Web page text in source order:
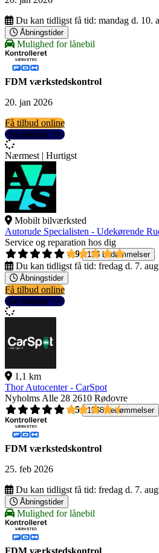
Du kan tidligst få tid: mandag d. 10.
Åbningstider
Mulighed for lånebil
FDM værkstedskontrol
20. jan 2026
Få tilbud online
Se detaljer
Nærmest | Hurtigst
Mobilt bilværksted
Autorude Specialisten - Udekørende
Service og reparation hos dig
4,9
135 bedømmelser
Du kan tidligst få tid: fredag d. 7.
Åbningstider
Få tilbud online
Se detaljer
1,1 km
Thor Autocenter - CarSpot
Nyholms Alle 28 2610 Rødovre
4,5
1558 bedømmelser
FDM værkstedskontrol
25. feb 2026
Du kan tidligst få tid: fredag d. 7.
Åbningstider
Mulighed for lånebil